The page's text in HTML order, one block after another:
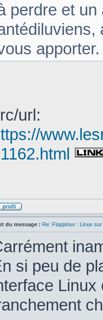
perdre et
url:
du message : Re: Floppinux : Linux
si peu de
Linux